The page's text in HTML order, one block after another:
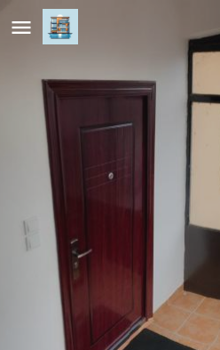
Modern Apartment 2